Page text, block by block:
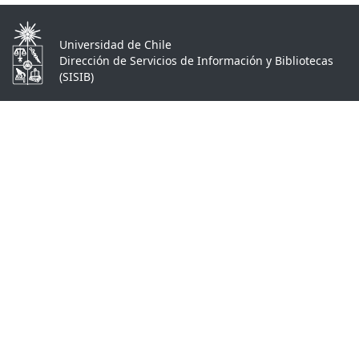
Universidad de Chile
Dirección de Servicios de Información y Bibliotecas
(SISIB)